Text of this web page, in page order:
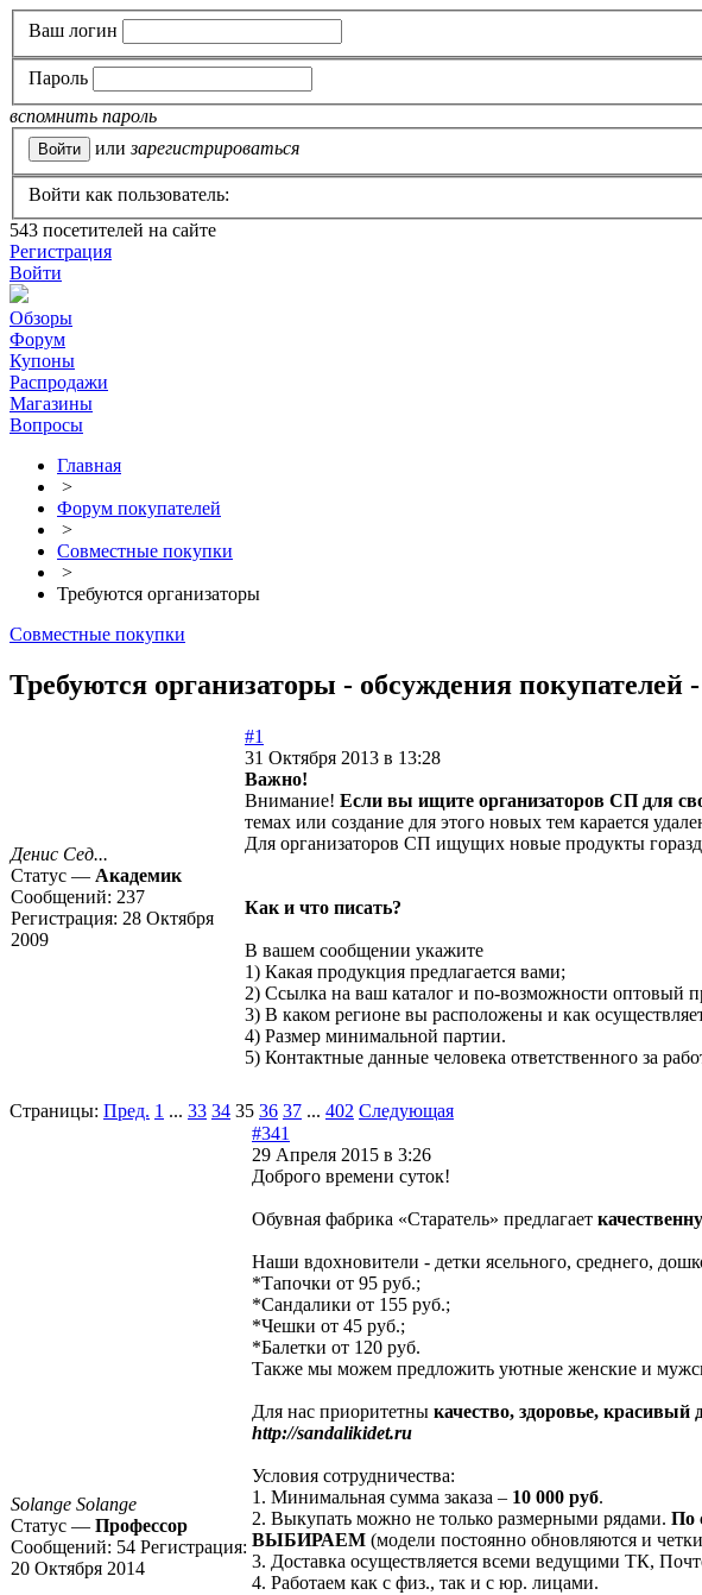
Ваш логин
Пароль
вспомнить пароль
или зарегистрироваться
Войти как пользователь:
543 посетителей на сайте
Регистрация
Войти
Обзоры
Форум
Купоны
Распродажи
Магазины
Вопросы
Главная
>
Форум покупателей
>
Совместные покупки
>
Требуются организаторы
Совместные покупки
Требуются организаторы - обсуждения покупателей
Денис Сед...
Статус — Академик
Сообщений: 237
Регистрация: 28 Октября
2009
#1
31 Октября 2013 в 13:28
Важно!
Внимание! Если вы ищите организаторов СП для
темах или создание для этого новых тем карается
Для организаторов СП ищущих новые продукты
Как и что писать?
В вашем сообщении укажите
1) Какая продукция предлагается вами;
2) Ссылка на ваш каталог и по-возможности оптовый
3) В каком регионе вы расположены и как
4) Размер минимальной партии.
5) Контактные данные человека ответственного за
Страницы: Пред. 1 ... 33 34 35 36 37 ... 402 Следующая
Solange Solange
Статус — Профессор
Сообщений: 54 Регистрация:
20 Октября 2014
#341
29 Апреля 2015 в 3:26
Доброго времени суток!
Обувная фабрика «Старатель» предлагает
Наши вдохновители - детки ясельного, среднего,
*Тапочки от 95 руб.;
*Сандалики от 155 руб.;
*Чешки от 45 руб.;
*Балетки от 120 руб.
Также мы можем предложить уютные женские и
Для нас приоритетны качество, здоровье, красивый
http://sandalikidet.ru
Условия сотрудничества:
1. Минимальная сумма заказа – 10 000 руб.
2. Выкупать можно не только размерными рядами. По
ВЫБИРАЕМ (модели постоянно обновляются и
3. Доставка осуществляется всеми ведущими ТК,
4. Работаем как с физ., так и с юр. лицами.